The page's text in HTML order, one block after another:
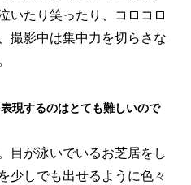
いたり笑ったり、コロコロ
撮影中は集中力を切らさな
現するのはとても難しいので
目が泳いでいるお芝居をし
少しでも出せるように色々